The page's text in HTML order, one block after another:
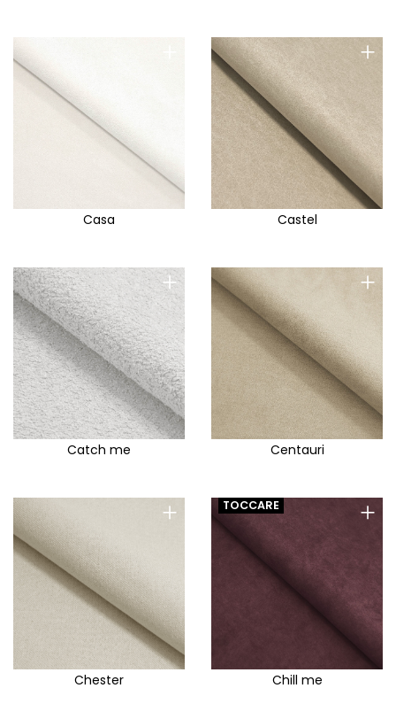
Casa
+
Castel
+
Catch me
+
Centauri
+
Chester
+
TOCCARE
Chill me